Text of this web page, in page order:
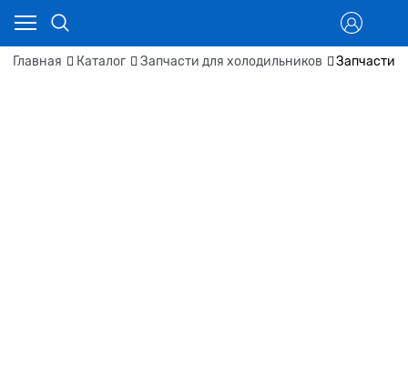
Главная Каталог Запчасти для холодильников Запчасти